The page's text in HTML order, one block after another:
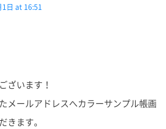
日 at 16:51
ざいます！
メールアドレスへカラーサンプル帳画
きます。